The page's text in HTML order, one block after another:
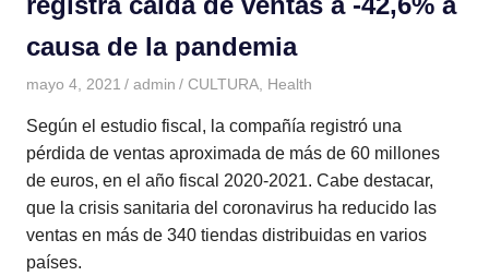
causa de la pandemia
mayo 4, 2021 admin CULTURA, Health
Según el estudio fiscal, la compañía registró una
pérdida de ventas aproximada de más de 60 millones
de euros, en el año fiscal 2020-2021. Cabe destacar,
que la crisis sanitaria del coronavirus ha reducido las
ventas en más de 340 tiendas distribuidas en varios
países.